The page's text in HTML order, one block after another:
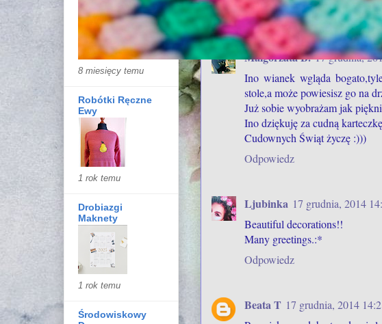
Odpowiedz
Małgorzata B. 17 grudnia,
Ino wianek wgląda
stole,a może powiesisz go na
Już sobie wyobrażam jak
Ino dziękuję za cudną
Cudownych Świąt życzę :)))
Odpowiedz
Ljubinka 17 grudnia, 2014
Beautiful decorations!!
Many greetings.:*
Odpowiedz
Beata T 17 grudnia, 2014
8 miesięcy temu
Robótki Ręczne
Ewy
1 rok temu
Drobiazgi
Maknety
1 rok temu
Środowiskowy